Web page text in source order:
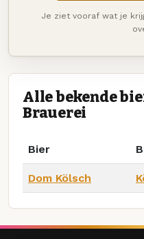
Je ziet vooraf wat je
Alle bekende
Brauerei
Bier
Dom Kölsch